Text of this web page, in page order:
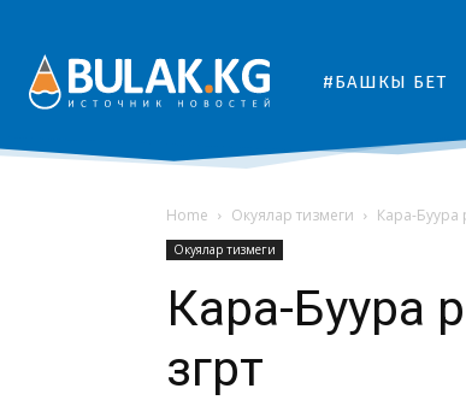
#БАШКЫ БЕТ
Home Окуялар тизмеги Кара-Буура
Окуялар тизмеги
Кара-Буура
өзгөрөт